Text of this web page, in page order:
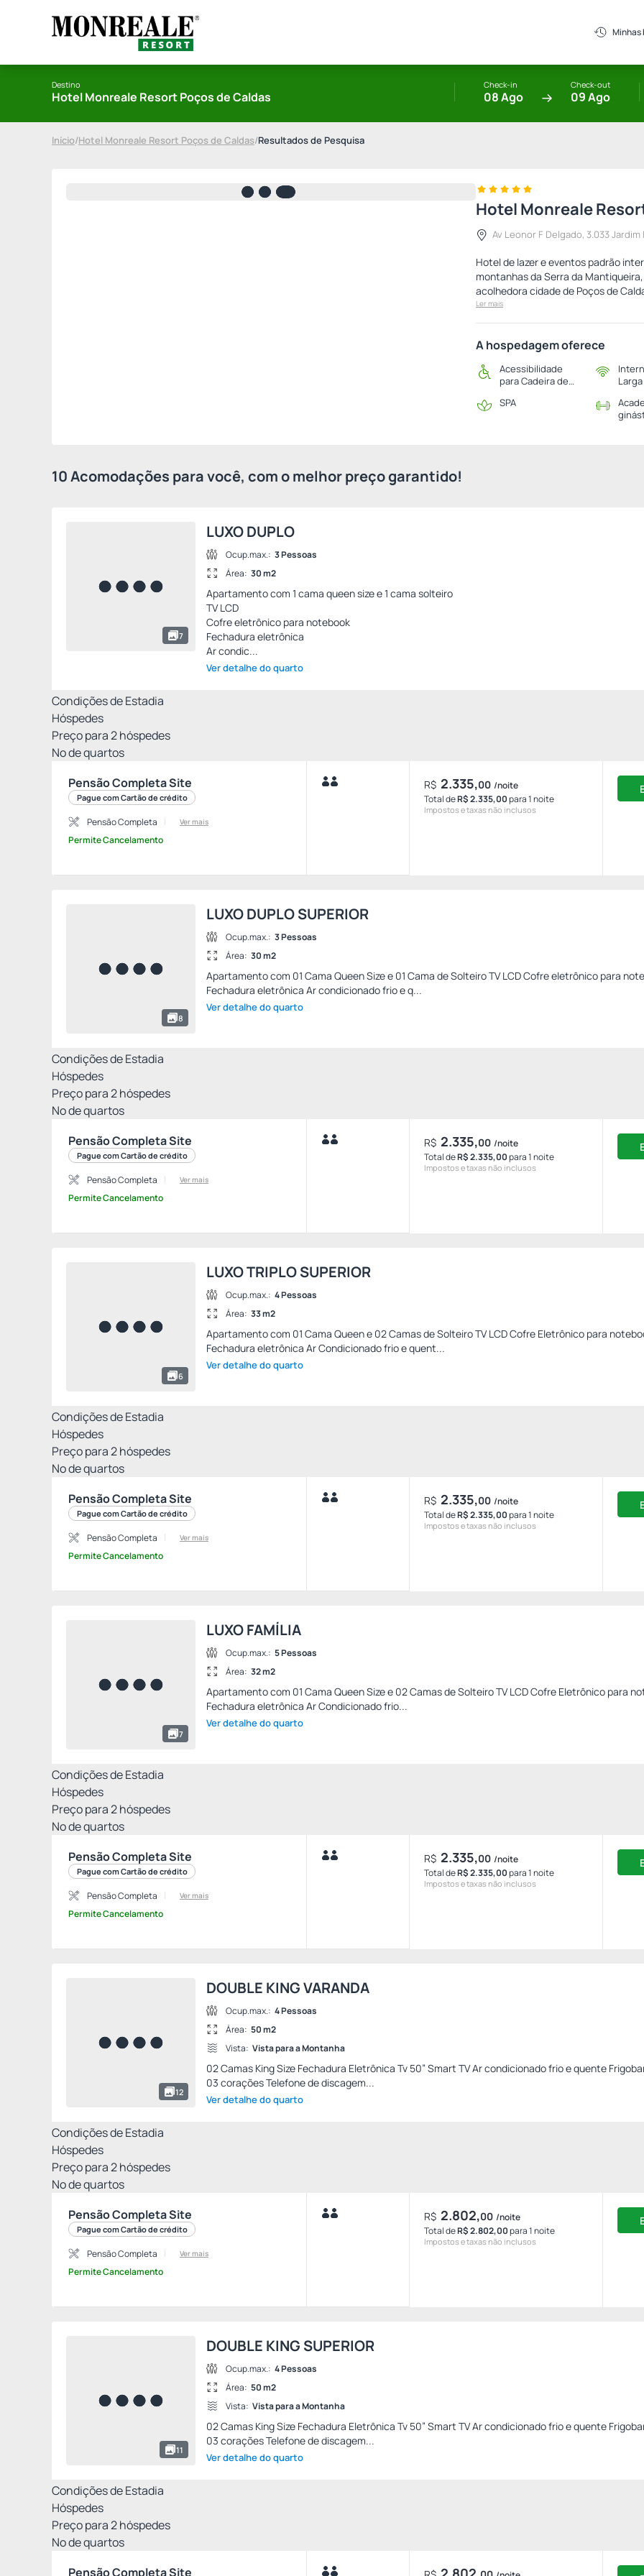
Minhas
Destino
Hotel Monreale Resort Poços de Caldas
Check-in
08 Ago
Check-out
09 Ago
Início/Hotel Monreale Resort Poços de Caldas/Resultados de Pesquisa
Hotel Monreale
Av Leonor F Delgado, 3.033
Hotel de lazer e eventos padrão
montanhas da Serra da
acolhedora cidade de Poços de
Ler mais
A hospedagem oferece
Acessibilidade
para Cadeira de
Larga
SPA
10 Acomodações para você, com o melhor preço garantido!
7
LUXO DUPLO
Ocup.max.: 3 Pessoas
Área: 30 m2
Apartamento com 1 cama queen size e 1 cama solteiro
TV LCD
Cofre eletrônico para notebook
Fechadura eletrônica
Ar condic...
Ver detalhe do quarto
Condições de Estadia
Hóspedes
Preço para2hóspedes
Nº de quartos
Pensão Completa Site
Pague com Cartão de crédito
Pensão Completa Ver mais
Permite Cancelamento
R$ 2.335,00 /noite
Total deR$ 2.335,00para 1 noite
Impostos e taxas não inclusos
8
LUXO DUPLO SUPERIOR
Ocup.max.: 3 Pessoas
Área: 30 m2
Apartamento com 01 Cama Queen Size e 01 Cama de Solteiro TV LCD Cofre eletrônico para
Fechadura eletrônica Ar condicionado frio e q...
Ver detalhe do quarto
Condições de Estadia
Hóspedes
Preço para2hóspedes
Nº de quartos
Pensão Completa Site
Pague com Cartão de crédito
Pensão Completa Ver mais
Permite Cancelamento
R$ 2.335,00 /noite
Total deR$ 2.335,00para 1 noite
Impostos e taxas não inclusos
6
LUXO TRIPLO SUPERIOR
Ocup.max.: 4 Pessoas
Área: 33 m2
Apartamento com 01 Cama Queen e 02 Camas de Solteiro TV LCD Cofre Eletrônico para
Fechadura eletrônica Ar Condicionado frio e quent...
Ver detalhe do quarto
Condições de Estadia
Hóspedes
Preço para2hóspedes
Nº de quartos
Pensão Completa Site
Pague com Cartão de crédito
Pensão Completa Ver mais
Permite Cancelamento
R$ 2.335,00 /noite
Total deR$ 2.335,00para 1 noite
Impostos e taxas não inclusos
7
LUXO FAMÍLIA
Ocup.max.: 5 Pessoas
Área: 32 m2
Apartamento com 01 Cama Queen Size e 02 Camas de Solteiro TV LCD Cofre Eletrônico para
Fechadura eletrônica Ar Condicionado frio...
Ver detalhe do quarto
Condições de Estadia
Hóspedes
Preço para2hóspedes
Nº de quartos
Pensão Completa Site
Pague com Cartão de crédito
Pensão Completa Ver mais
Permite Cancelamento
R$ 2.335,00 /noite
Total deR$ 2.335,00para 1 noite
Impostos e taxas não inclusos
12
DOUBLE KING VARANDA
Ocup.max.: 4 Pessoas
Área: 50 m2
Vista: Vista para a Montanha
02 Camas King Size Fechadura Eletrônica Tv 50” Smart TV Ar condicionado frio e quente
03 corações Telefone de discagem...
Ver detalhe do quarto
Condições de Estadia
Hóspedes
Preço para2hóspedes
Nº de quartos
Pensão Completa Site
Pague com Cartão de crédito
Pensão Completa Ver mais
Permite Cancelamento
R$ 2.802,00 /noite
Total deR$ 2.802,00para 1 noite
Impostos e taxas não inclusos
11
DOUBLE KING SUPERIOR
Ocup.max.: 4 Pessoas
Área: 50 m2
Vista: Vista para a Montanha
02 Camas King Size Fechadura Eletrônica Tv 50” Smart TV Ar condicionado frio e quente
03 corações Telefone de discagem...
Ver detalhe do quarto
Condições de Estadia
Hóspedes
Preço para2hóspedes
Nº de quartos
Pensão Completa Site